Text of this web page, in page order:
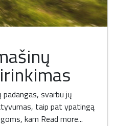
svarbu jų
taip pat ypatingą
kam Read more...